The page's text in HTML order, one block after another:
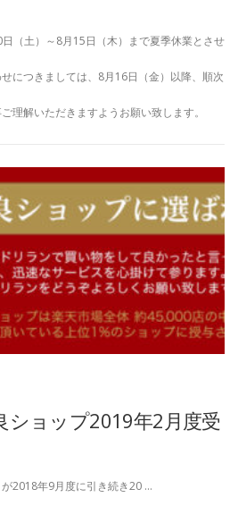
（土）～8月15日（木）まで夏季休業とさせ
につきましては、8月16日（金）以降、順次
理解いただきますようお願い致します。
ショップ2019年2月度受
2018年9月度に引き続き20 …